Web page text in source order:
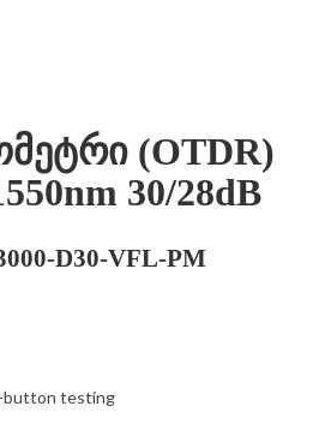
(OTDR)
30/28dB
D30-VFL-PM
button testing